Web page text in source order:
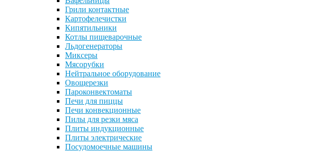
Грили контактные
Картофелечистки
Кипятильники
Котлы пищеварочные
Льдогенераторы
Миксеры
Мясорубки
Нейтральное оборудование
Овощерезки
Пароконвектоматы
Печи для пиццы
Печи конвекционные
Пилы для резки мяса
Плиты индукционные
Плиты электрические
Посудомоечные машины